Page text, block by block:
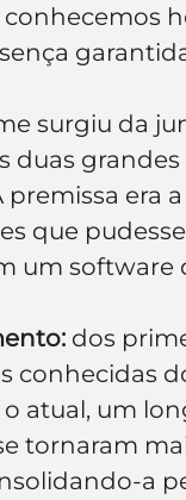
surgiu da
duas
premissa era
que
um software
dos
conhecidas
o atual, um
tornaram
a